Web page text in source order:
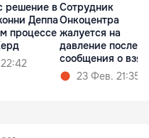
решение в
Деппа
процессе
Сотрудник
Онкоцентра
жалуется на
давление после
сообщения о
23 Фев. 21:35